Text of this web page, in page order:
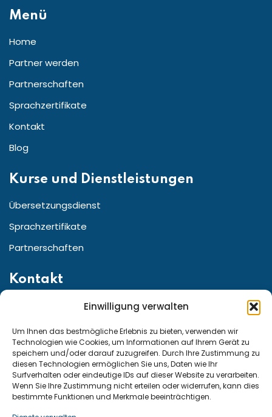
Einwilligung verwalten
Um Ihnen das bestmögliche Erlebnis zu bieten, verwenden wir
Technologien wie Cookies, um Informationen auf Ihrem Gerät zu
speichern und/oder darauf zuzugreifen. Durch Ihre Zustimmung zu
diesen Technologien ermöglichen Sie uns, Daten wie Ihr
Surfverhalten oder eindeutige IDs auf dieser Website zu verarbeiten.
Wenn Sie Ihre Zustimmung nicht erteilen oder widerrufen, kann dies
bestimmte Funktionen und Merkmale beeinträchtigen.
Menü
Home
Partner werden
Partnerschaften
Sprachzertifikate
Kontakt
Blog
Kurse und Dienstleistungen
Übersetzungsdienst
Sprachzertifikate
Partnerschaften
Kontakt
Straße:Friedrichstr. 155 10117 Berlin, Berlin Germany
Telefon für den Kundenservice aus ganz:
Deutschland und Österreich: +49 15222307947
Schweiz: +41 794290815